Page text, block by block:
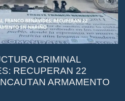
CRIMINAL
RECUPERAN 22
ARMAMENTO